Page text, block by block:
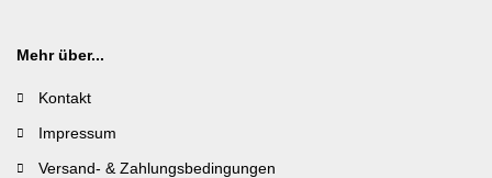
Mehr über...
Kontakt
Impressum
Versand- & Zahlungsbedingungen